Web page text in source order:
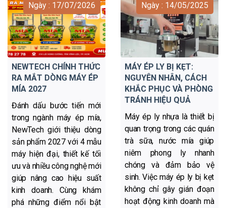
NEWTECH CHÍNH THỨC
RA MẮT DÒNG MÁY ÉP
MÍA 2027
Ngày : 17/07/2026
Đánh dấu bước tiến mới
trong ngành máy ép mía,
NewTech giới thiệu dòng
sản phẩm 2027 với 4 mẫu
máy hiện đại, thiết kế tối
ưu và nhiều công nghệ mới
giúp nâng cao hiệu suất
kinh doanh. Cùng khám
phá những điểm nổi bật
MÁY ÉP LY BỊ KẸT:
NGUYÊN NHÂN, CÁCH
KHẮC PHỤC VÀ PHÒNG
TRÁNH HIỆU QUẢ
Ngày : 14/05/2025
Máy ép ly nhựa là thiết bị
quan trọng trong các quán
trà sữa, nước mía giúp
niêm phong ly nhanh
chóng và đảm bảo vệ
sinh. Việc máy ép ly bị kẹt
không chỉ gây gián đoạn
hoạt động kinh doanh mà